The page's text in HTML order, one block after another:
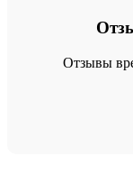
Отзывы